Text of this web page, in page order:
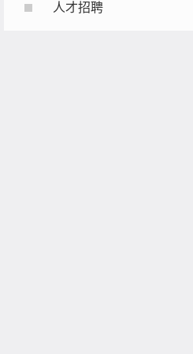
人才招聘